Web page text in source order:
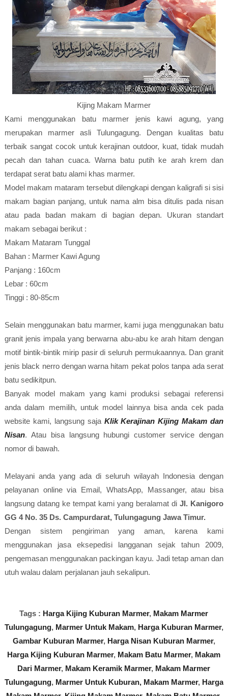
Kijing Makam Marmer
Kami menggunakan batu marmer jenis kawi agung, yang
merupakan marmer asli Tulungagung. Dengan kualitas batu
terbaik sangat cocok untuk kerajinan outdoor, kuat, tidak mudah
pecah dan tahan cuaca. Warna batu putih ke arah krem dan
terdapat serat batu alami khas marmer.
Model makam mataram tersebut dilengkapi dengan kaligrafi si sisi
makam bagian panjang, untuk nama alm bisa ditulis pada nisan
atau pada badan makam di bagian depan. Ukuran standart
makam sebagai berikut :
Makam Mataram Tunggal
Bahan : Marmer Kawi Agung
Panjang : 160cm
Lebar : 60cm
Tinggi : 80-85cm
Selain menggunakan batu marmer, kami juga menggunakan batu
granit jenis impala yang berwarna abu-abu ke arah hitam dengan
motif bintik-bintik mirip pasir di seluruh permukaannya. Dan granit
jenis black nerro dengan warna hitam pekat polos tanpa ada serat
batu sedikitpun.
Banyak model makam yang kami produksi sebagai referensi
anda dalam memilih, untuk model lainnya bisa anda cek pada
website kami, langsung saja Klik Kerajinan Kijing Makam dan
Nisan. Atau bisa langsung hubungi customer service dengan
nomor di bawah.
Melayani anda yang ada di seluruh wilayah Indonesia dengan
pelayanan online via Email, WhatsApp, Massanger, atau bisa
langsung datang ke tempat kami yang beralamat di Jl. Kanigoro
GG 4 No. 35 Ds. Campurdarat, Tulungagung Jawa Timur.
Dengan sistem pengiriman yang aman, karena kami
menggunakan jasa eksepedisi langganan sejak tahun 2009,
pengemasan menggunakan packingan kayu. Jadi tetap aman dan
utuh walau dalam perjalanan jauh sekalipun.
Tags : Harga Kijing Kuburan Marmer, Makam Marmer
Tulungagung, Marmer Untuk Makam, Harga Kuburan Marmer,
Gambar Kuburan Marmer, Harga Nisan Kuburan Marmer,
Harga Kijing Kuburan Marmer, Makam Batu Marmer, Makam
Dari Marmer, Makam Keramik Marmer, Makam Marmer
Tulungagung, Marmer Untuk Kuburan, Makam Marmer, Harga